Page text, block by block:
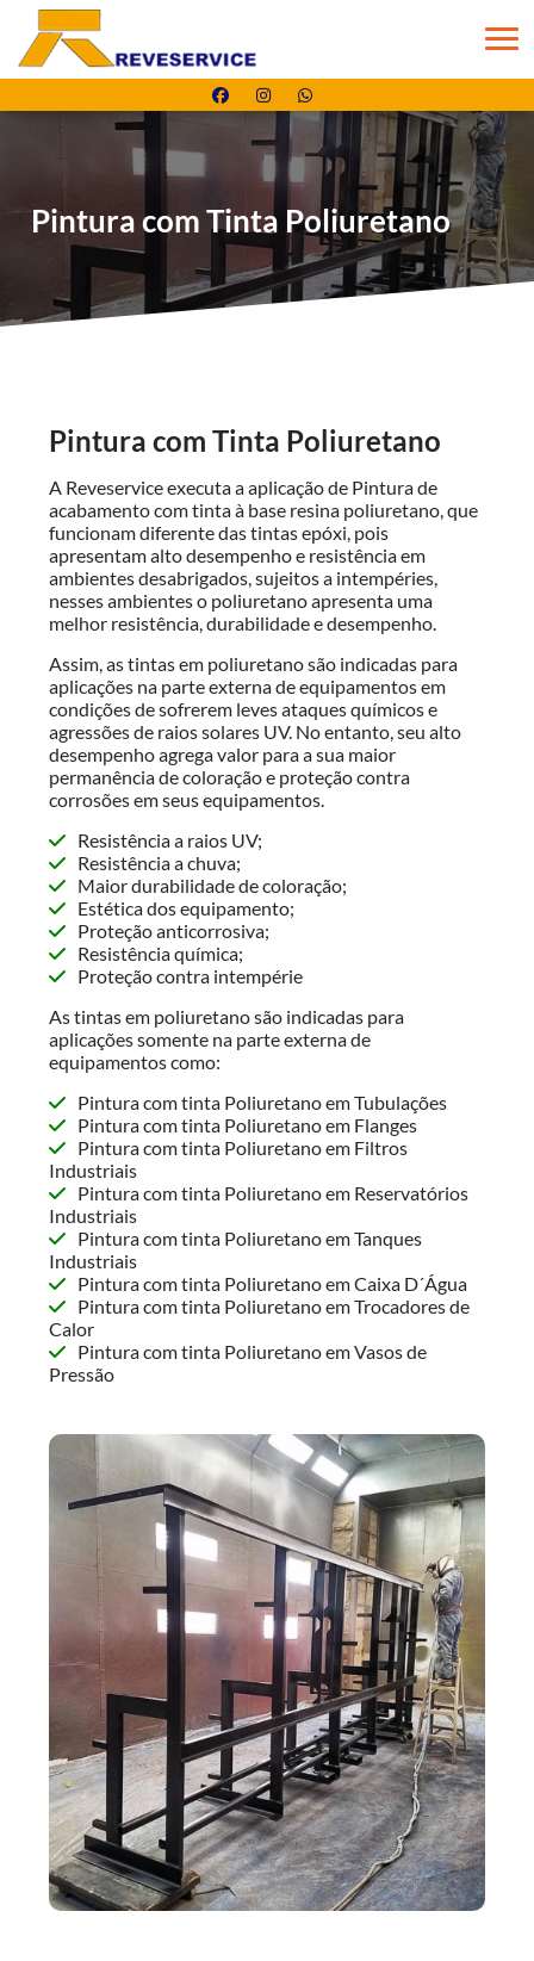
Pintura com Tinta Poliuretano
Pintura com Tinta Poliuretano
A Reveservice executa a aplicação de Pintura de
acabamento com tinta à base resina poliuretano, que
funcionam diferente das tintas epóxi, pois
apresentam alto desempenho e resistência em
ambientes desabrigados, sujeitos a intempéries,
nesses ambientes o poliuretano apresenta uma
melhor resistência, durabilidade e desempenho.
Assim, as tintas em poliuretano são indicadas para
aplicações na parte externa de equipamentos em
condições de sofrerem leves ataques químicos e
agressões de raios solares UV. No entanto, seu alto
desempenho agrega valor para a sua maior
permanência de coloração e proteção contra
corrosões em seus equipamentos.
Resistência a raios UV;
Resistência a chuva;
Maior durabilidade de coloração;
Estética dos equipamento;
Proteção anticorrosiva;
Resistência química;
Proteção contra intempérie
As tintas em poliuretano são indicadas para
aplicações somente na parte externa de
equipamentos como:
Pintura com tinta Poliuretano em Tubulações
Pintura com tinta Poliuretano em Flanges
Pintura com tinta Poliuretano em Filtros
Industriais
Pintura com tinta Poliuretano em Reservatórios
Industriais
Pintura com tinta Poliuretano em Tanques
Industriais
Pintura com tinta Poliuretano em Caixa D´Água
Pintura com tinta Poliuretano em Trocadores de
Calor
Pintura com tinta Poliuretano em Vasos de
Pressão